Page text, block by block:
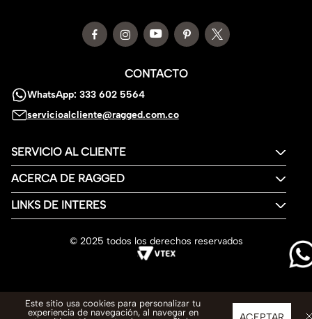
CONTACTO
WhatsApp: 333 602 5564
servicioalcliente@ragged.com.co
SERVICIO AL CLIENTE
ACERCA DE RAGGED
LINKS DE INTERES
© 2025 todos los derechos reservados
Este sitio usa cookies para personalizar tu
experiencia de navegación, al navegar en